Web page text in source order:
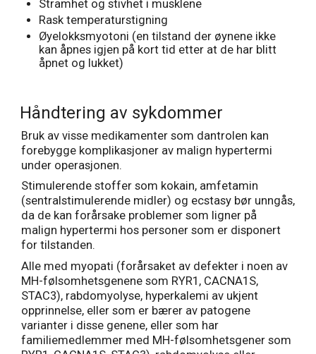
Stramhet og stivhet i musklene
Rask temperaturstigning
Øyelokksmyotoni (en tilstand der øynene ikke
kan åpnes igjen på kort tid etter at de har blitt
åpnet og lukket)
Håndtering av sykdommer
Bruk av visse medikamenter som dantrolen kan
forebygge komplikasjoner av malign hypertermi
under operasjonen.
Stimulerende stoffer som kokain, amfetamin
(sentralstimulerende midler) og ecstasy bør unngås,
da de kan forårsake problemer som ligner på
malign hypertermi hos personer som er disponert
for tilstanden.
Alle med myopati (forårsaket av defekter i noen av
MH-følsomhetsgenene som RYR1, CACNA1S,
STAC3), rabdomyolyse, hyperkalemi av ukjent
opprinnelse, eller som er bærer av patogene
varianter i disse genene, eller som har
familiemedlemmer med MH-følsomhetsgener som